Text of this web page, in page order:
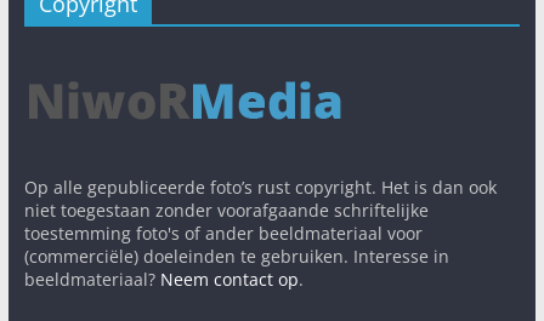
Op alle gepubliceerde foto’s rust copyright. Het is dan ook
niet toegestaan zonder voorafgaande schriftelijke
toestemming foto's of ander beeldmateriaal voor
(commerciële) doeleinden te gebruiken. Interesse in
beeldmateriaal? Neem contact op.